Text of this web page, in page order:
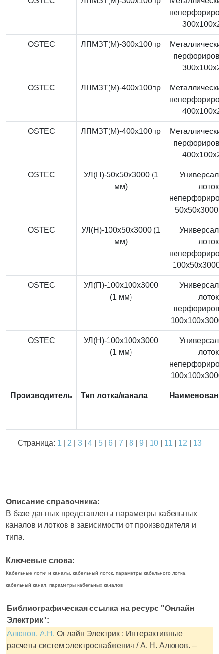
OSTEC ЛПМЗТ(М)-300x100пр
OSTEC ЛНМЗТ(М)-400x100пр
OSTEC ЛПМЗТ(М)-400x100пр
OSTEC
УЛ(Н)-50x50x3000 (1
мм)
лоток
OSTEC
УЛ(Н)-100x50x3000 (1
мм)
лоток
OSTEC
УЛ(П)-100x100x3000
(1 мм)
лоток
OSTEC
УЛ(Н)-100x100x3000
(1 мм)
лоток
Производитель Тип лотка/канала
Страница: 1 2 3| 4| 5| 6 7 8| 9 10| 11 12 13
Описание справочника:
В базе данных представлены параметры кабельных
каналов и лотков в зависимости от производителя и
типа.
Ключевые слова:
Кабельные лотки и каналы, кабельный лоток, параметры кабельного лотка,
кабельный канал, параметры кабельных каналов
Библиографическая ссылка на ресурс "Онлайн
Электрик":
Алюнов, А.Н. Онлайн Электрик : Интерактивные
расчеты систем электроснабжения / А. Н. Алюнов. –